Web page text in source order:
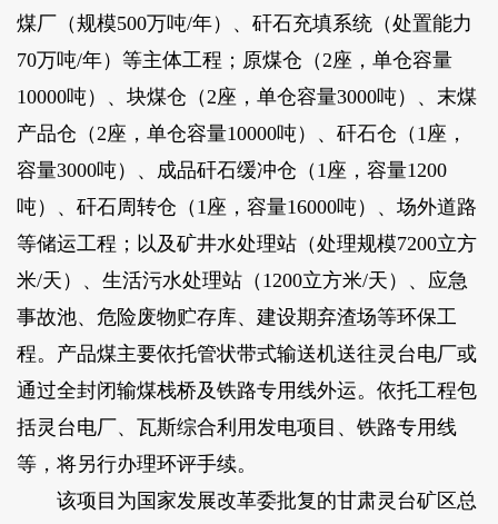
煤厂（规模500万吨/年）、矸石充填系统（处置能力
70万吨/年）等主体工程；原煤仓（2座，单仓容量
10000吨）、块煤仓（2座，单仓容量3000吨）、末煤
产品仓（2座，单仓容量10000吨）、矸石仓（1座，
容量3000吨）、成品矸石缓冲仓（1座，容量1200
吨）、矸石周转仓（1座，容量16000吨）、场外道路
等储运工程；以及矿井水处理站（处理规模7200立方
米/天）、生活污水处理站（1200立方米/天）、应急
事故池、危险废物贮存库、建设期弃渣场等环保工
程。产品煤主要依托管状带式输送机送往灵台电厂或
通过全封闭输煤栈桥及铁路专用线外运。依托工程包
括灵台电厂、瓦斯综合利用发电项目、铁路专用线
等，将另行办理环评手续。
该项目为国家发展改革委批复的甘肃灵台矿区总